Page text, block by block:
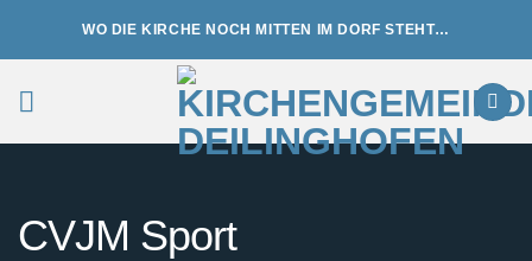
WO DIE KIRCHE NOCH MITTEN IM DORF STEHT…
CVJM Sport